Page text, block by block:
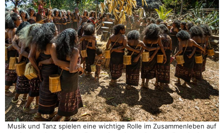
Musik und Tanz spielen eine wichtige Rolle im Zusammenleben auf